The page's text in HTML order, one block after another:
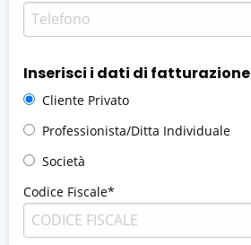
Inserisci i dati di fatturazione
Cliente Privato
Professionista/Ditta Individuale
Società
Codice Fiscale*